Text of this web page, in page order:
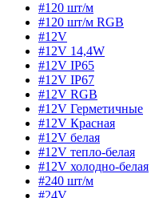
#120 шт/м
#120 шт/м RGB
#12V
#12V 14,4W
#12V IP65
#12V IP67
#12V RGB
#12V Герметичные
#12V Красная
#12V белая
#12V тепло-белая
#12V холодно-белая
#240 шт/м